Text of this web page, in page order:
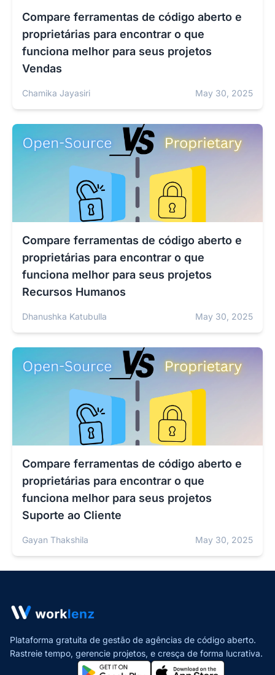
Compare ferramentas de código aberto e
proprietárias para encontrar o que
funciona melhor para seus projetos
Vendas
Chamika Jayasiri May 30, 2025
Compare ferramentas de código aberto e
proprietárias para encontrar o que
funciona melhor para seus projetos
Recursos Humanos
Dhanushka Katubulla May 30, 2025
Compare ferramentas de código aberto e
proprietárias para encontrar o que
funciona melhor para seus projetos
Suporte ao Cliente
Gayan Thakshila May 30, 2025
Plataforma gratuita de gestão de agências de código aberto.
Rastreie tempo, gerencie projetos, e cresça de forma lucrativa.